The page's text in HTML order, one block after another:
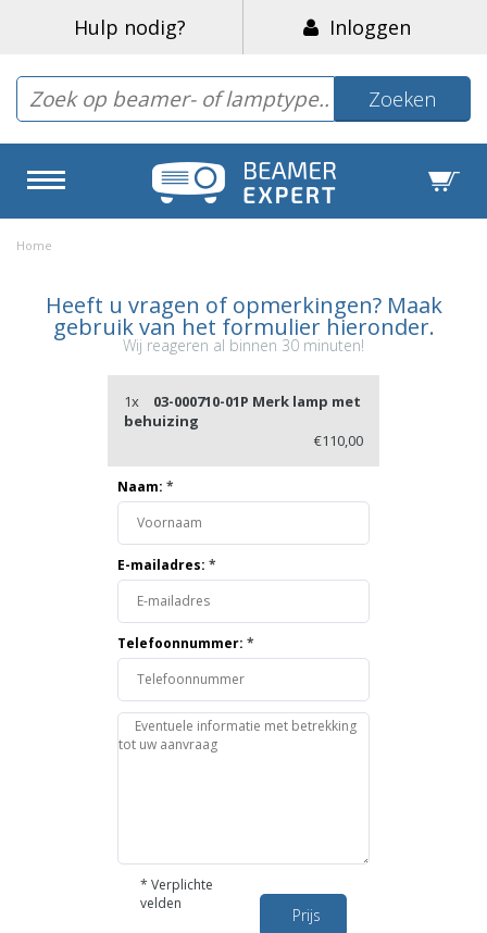
Hulp nodig? Inloggen
Zoeken
Home
Heeft u vragen of opmerkingen? Maak
gebruik van het formulier hieronder.
Wij reageren al binnen 30 minuten!
1x
03-000710-01P Merk lamp met
behuizing
€110,00
Naam: *
E-mailadres: *
Telefoonnummer: *
* Verplichte
velden
Prijs